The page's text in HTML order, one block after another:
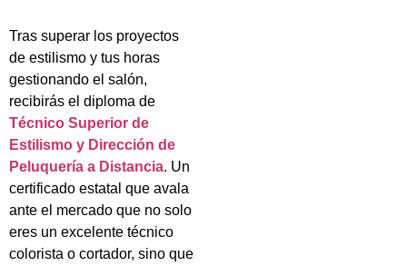
Tras superar los proyectos
de estilismo y tus horas
gestionando el salón,
recibirás el diploma de
Técnico Superior de
Estilismo y Dirección de
Peluquería a Distancia. Un
certificado estatal que avala
ante el mercado que no solo
eres un excelente técnico
colorista o cortador, sino que